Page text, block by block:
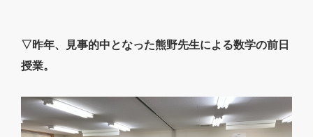
▽昨年、見事的中となった熊野先生による数学の前日
授業。